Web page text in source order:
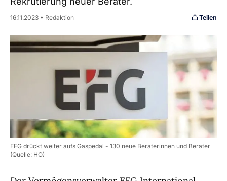
16.11.2023 • Redaktion Teilen
EFG drückt weiter aufs Gaspedal - 130 neue Beraterinnen und Berater
(Quelle: HO)